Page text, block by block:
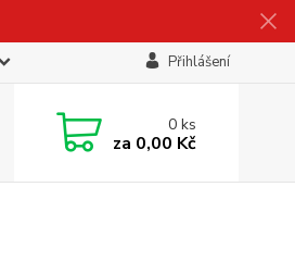
Přihlášení
0ks
za 0,00 Kč